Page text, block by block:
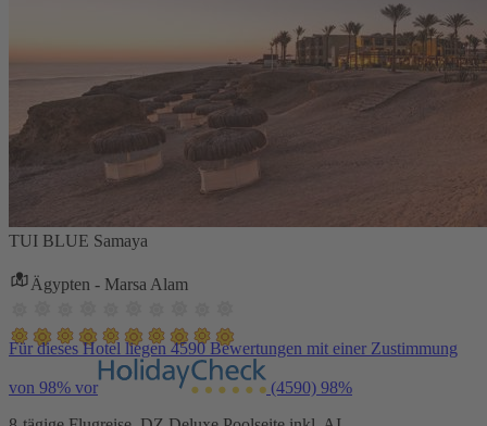
TUI BLUE Samaya
Ägypten - Marsa Alam
Für dieses Hotel liegen 4590 Bewertungen mit einer Zustimmung
von 98% vor (4590) 98%